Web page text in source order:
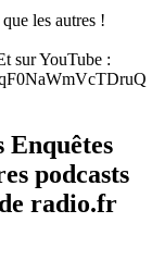
les autres !
sur YouTube :
podcasts
radio.fr